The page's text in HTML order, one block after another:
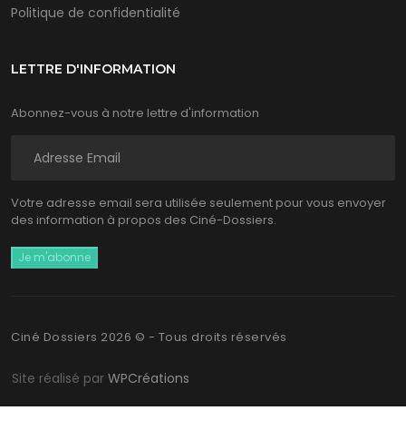
Politique de confidentialité
LETTRE D'INFORMATION
Abonnez-vous à notre lettre d'information
Votre adresse email sera utilisée seulement pour vous envoyer
des information à propos des Ciné-Dossiers.
Ciné Dossiers 2026 © - Tous droits réservés
Site réalisé par WPCréations